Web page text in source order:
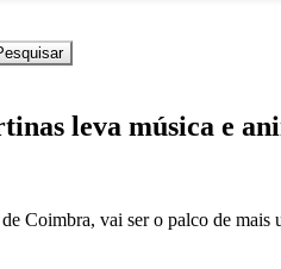
leva música e
Coimbra, vai ser o palco de